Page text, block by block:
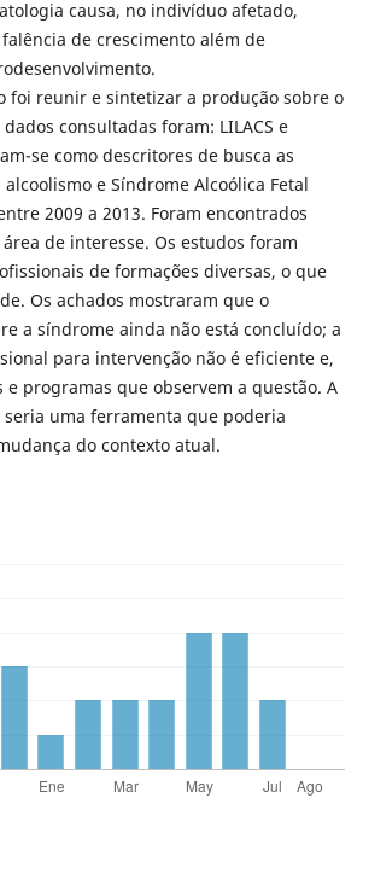
causa, no indivíduo afetado,
de crescimento além de
foi reunir e sintetizar a produção sobre o
consultadas foram: LILACS e
se como descritores de busca as
e Síndrome Alcoólica Fetal
2009 a 2013. Foram encontrados
de interesse. Os estudos foram
de formações diversas, o que
Os achados mostraram que o
a síndrome ainda não está concluído; a
para intervenção não é eficiente e,
programas que observem a questão. A
seria uma ferramenta que poderia
do contexto atual.